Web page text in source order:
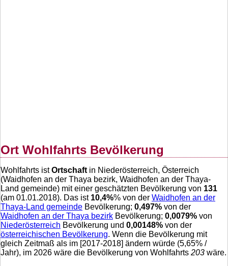
Ort Wohlfahrts Bevölkerung
Wohlfahrts istOrtschaft in Niederösterreich, Österreich
(Waidhofen an der Thaya bezirk, Waidhofen an der Thaya-
Land gemeinde) mit einer geschätzten Bevölkerung von 131
(am 01.01.2018). Das ist 10,4%% von der Waidhofen an der
Thaya-Land gemeinde Bevölkerung; 0,497% von der
Waidhofen an der Thaya bezirk Bevölkerung; 0,0079% von
Niederösterreich Bevölkerung und 0,00148% von der
österreichischen Bevölkerung. Wenn die Bevölkerung mit
gleich Zeitmaß als im [2017-2018] ändern würde (5,65% /
Jahr), im 2026 wäre die Bevölkerung von Wohlfahrts 203 wäre.